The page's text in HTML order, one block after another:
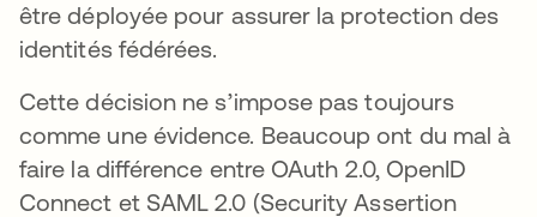
être déployée pour assurer la protection des
identités fédérées.
Cette décision ne s’impose pas toujours
comme une évidence. Beaucoup ont du mal à
faire la différence entre OAuth 2.0, OpenID
Connect et SAML 2.0 (Security Assertion